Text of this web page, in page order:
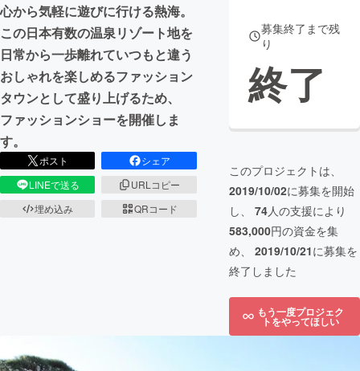
心から気軽に遊びに行ける熱海。
この日本有数の温泉リゾート地を
日常から一歩離れていつもと違う
おしゃれを楽しめるファッション
タウンとして盛り上げるため、
ファッションショーを開催しま
す。
ポスト
シェア
LINEで送る
URLコピー
埋め込み
QRコード
募集終了まで残
り
終了
このプロジェクトは、
2019/10/02に募集を開始
し、 74人の支援により
583,000円の資金を集
め、 2019/10/21に募集を
終了しました
もう一度プロジェク
トをやってほしい